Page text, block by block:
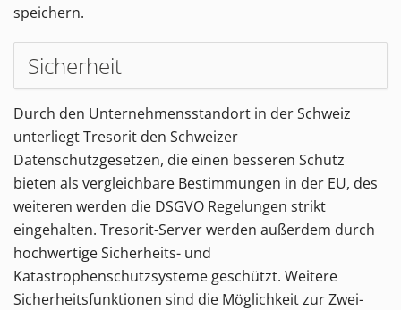
speichern.
Sicherheit
Durch den Unternehmensstandort in der Schweiz
unterliegt Tresorit den Schweizer
Datenschutzgesetzen, die einen besseren Schutz
bieten als vergleichbare Bestimmungen in der EU, des
weiteren werden die DSGVO Regelungen strikt
eingehalten. Tresorit-Server werden außerdem durch
hochwertige Sicherheits- und
Katastrophenschutzsysteme geschützt. Weitere
Sicherheitsfunktionen sind die Möglichkeit zur Zwei-